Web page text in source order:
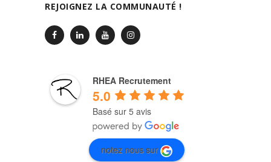
REJOIGNEZ LA COMMUNAUTÉ !
RHEA Recrutement
5.0
Basé sur 5 avis
notez nous sur